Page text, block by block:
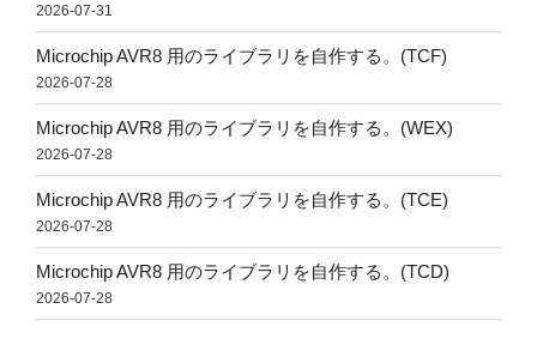
2026-07-31
Microchip AVR8 用のライブラリを自作する。(TCF)
2026-07-28
Microchip AVR8 用のライブラリを自作する。(WEX)
2026-07-28
Microchip AVR8 用のライブラリを自作する。(TCE)
2026-07-28
Microchip AVR8 用のライブラリを自作する。(TCD)
2026-07-28